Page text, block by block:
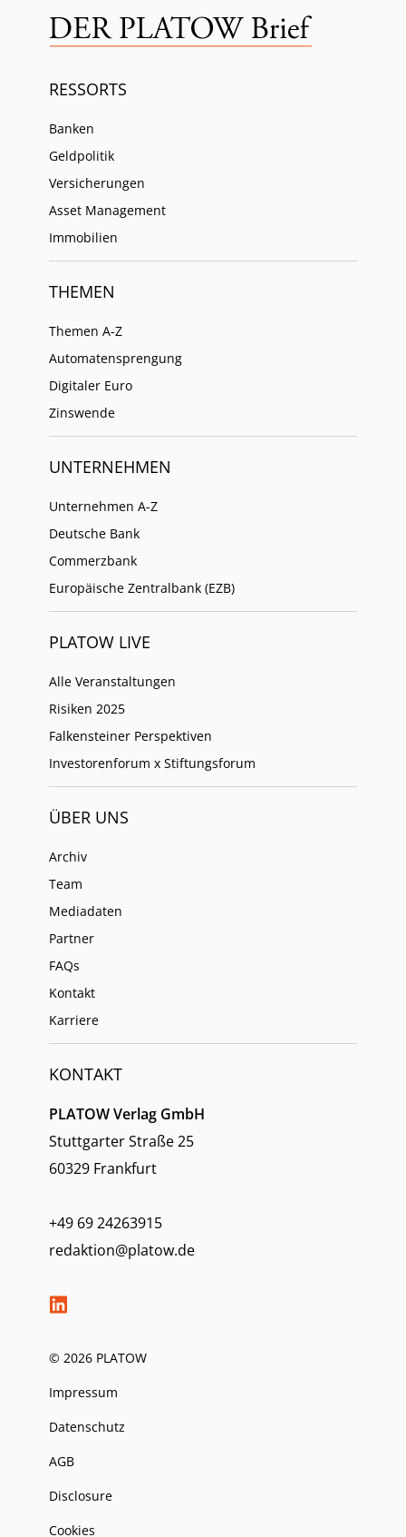
RESSORTS
Banken
Geldpolitik
Versicherungen
Asset Management
Immobilien
THEMEN
Themen A-Z
Automatensprengung
Digitaler Euro
Zinswende
UNTERNEHMEN
Unternehmen A-Z
Deutsche Bank
Commerzbank
Europäische Zentralbank (EZB)
PLATOW LIVE
Alle Veranstaltungen
Risiken 2025
Falkensteiner Perspektiven
Investorenforum x Stiftungsforum
ÜBER UNS
Archiv
Team
Mediadaten
Partner
FAQs
Kontakt
Karriere
KONTAKT
PLATOW Verlag GmbH
Stuttgarter Straße 25
60329 Frankfurt
+49 69 24263915
redaktion@platow.de
© 2026 PLATOW
Impressum
Datenschutz
AGB
Disclosure
Cookies